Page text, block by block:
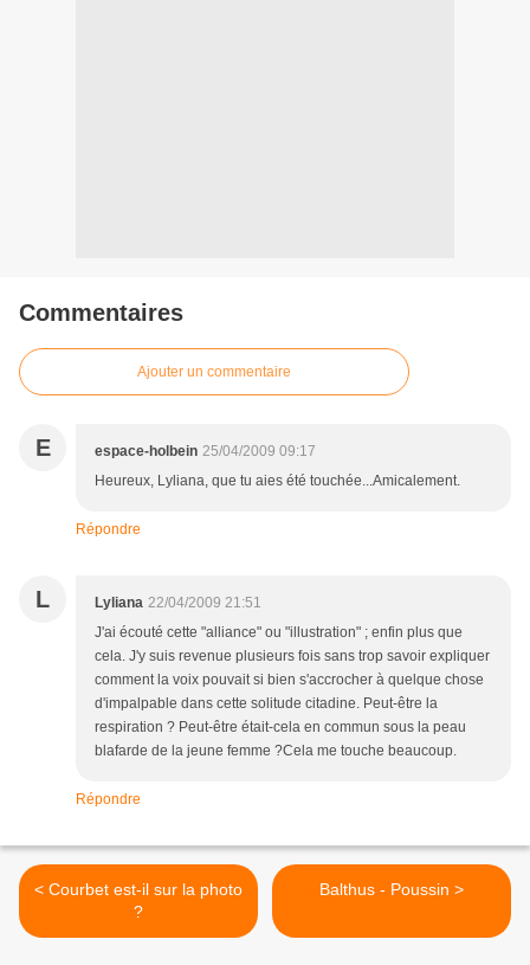
Commentaires
Ajouter un commentaire
E espace-holbein 25/04/2009 09:17
Heureux, Lyliana, que tu aies été touchée...Amicalement.
Répondre
L Lyliana 22/04/2009 21:51
J'ai écouté cette "alliance" ou "illustration" ; enfin plus que
cela. J'y suis revenue plusieurs fois sans trop savoir expliquer
comment la voix pouvait si bien s'accrocher à quelque chose
d'impalpable dans cette solitude citadine. Peut-être la
respiration ? Peut-être était-cela en commun sous la peau
blafarde de la jeune femme ?Cela me touche beaucoup.
Répondre
< Courbet est-il sur la photo
?
Balthus - Poussin >